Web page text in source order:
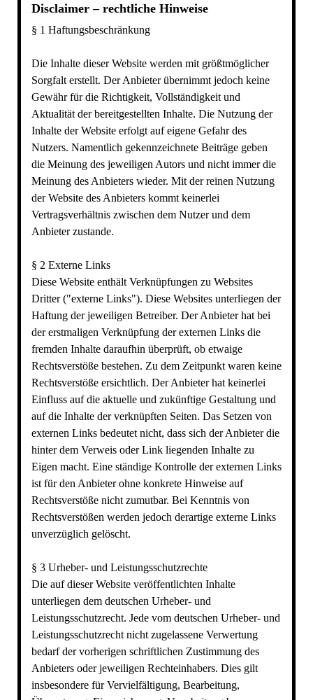
Disclaimer – rechtliche Hinweise
§ 1 Haftungsbeschränkung
Die Inhalte dieser Website werden mit größtmöglicher
Sorgfalt erstellt. Der Anbieter übernimmt jedoch keine
Gewähr für die Richtigkeit, Vollständigkeit und
Aktualität der bereitgestellten Inhalte. Die Nutzung der
Inhalte der Website erfolgt auf eigene Gefahr des
Nutzers. Namentlich gekennzeichnete Beiträge geben
die Meinung des jeweiligen Autors und nicht immer die
Meinung des Anbieters wieder. Mit der reinen Nutzung
der Website des Anbieters kommt keinerlei
Vertragsverhältnis zwischen dem Nutzer und dem
Anbieter zustande.
§ 2 Externe Links
Diese Website enthält Verknüpfungen zu Websites
Dritter ("externe Links"). Diese Websites unterliegen der
Haftung der jeweiligen Betreiber. Der Anbieter hat bei
der erstmaligen Verknüpfung der externen Links die
fremden Inhalte daraufhin überprüft, ob etwaige
Rechtsverstöße bestehen. Zu dem Zeitpunkt waren keine
Rechtsverstöße ersichtlich. Der Anbieter hat keinerlei
Einfluss auf die aktuelle und zukünftige Gestaltung und
auf die Inhalte der verknüpften Seiten. Das Setzen von
externen Links bedeutet nicht, dass sich der Anbieter die
hinter dem Verweis oder Link liegenden Inhalte zu
Eigen macht. Eine ständige Kontrolle der externen Links
ist für den Anbieter ohne konkrete Hinweise auf
Rechtsverstöße nicht zumutbar. Bei Kenntnis von
Rechtsverstößen werden jedoch derartige externe Links
unverzüglich gelöscht.
§ 3 Urheber- und Leistungsschutzrechte
Die auf dieser Website veröffentlichten Inhalte
unterliegen dem deutschen Urheber- und
Leistungsschutzrecht. Jede vom deutschen Urheber- und
Leistungsschutzrecht nicht zugelassene Verwertung
bedarf der vorherigen schriftlichen Zustimmung des
Anbieters oder jeweiligen Rechteinhabers. Dies gilt
insbesondere für Vervielfältigung, Bearbeitung,